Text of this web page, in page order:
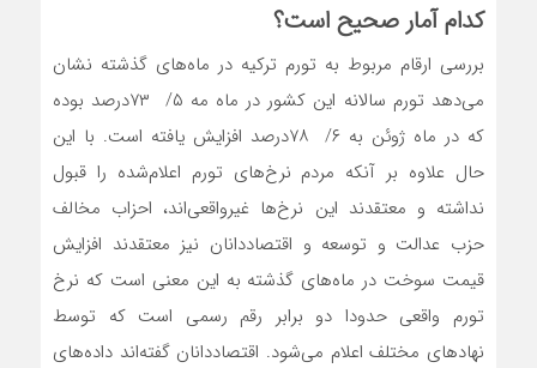
کدام آمار صحیح است؟
بررسی ارقام مربوط به تورم ترکیه در ماه‌های گذشته نشان
می‌دهد تورم سالانه این کشور در ماه مه ۵/ ۷۳درصد بوده
که در ماه ژوئن به ۶/ ۷۸درصد افزایش یافته است. با این
حال علاوه بر آنکه مردم نرخ‌های تورم اعلام‌شده را قبول
نداشته و معتقدند این نرخ‌ها غیر‌واقعی‌اند، احزاب مخالف
حزب عدالت و توسعه و اقتصاددانان نیز معتقدند افزایش
قیمت سوخت در ماه‌های گذشته به این معنی است که نرخ
تورم واقعی حدودا دو برابر رقم رسمی است که توسط
نهاد‌های مختلف اعلام می‌شود. اقتصاددانان گفته‌اند داده‌های